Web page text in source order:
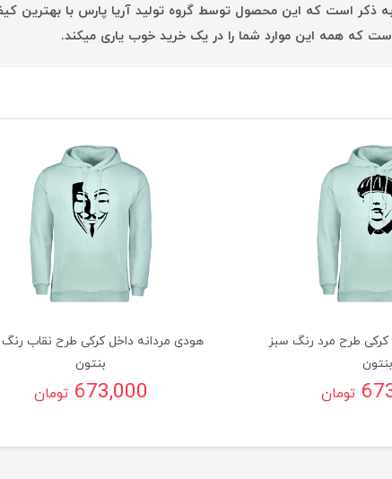
به ذکر است که این محصول توسط گروه تولید آریا پارس با
طرح مرد رنگ سبز
بنتون
تومان
هودی مردانه داخل کرکی طرح نقاب
بنتون
673,000 تومان